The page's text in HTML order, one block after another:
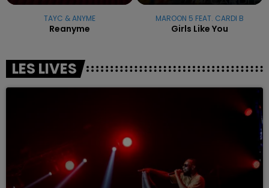
TAYC & ANYME
Reanyme
MAROON 5 FEAT. CARDI B
Girls Like You
LES LIVES